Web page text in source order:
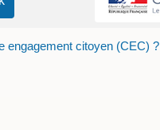
engagement citoyen (CEC) ?